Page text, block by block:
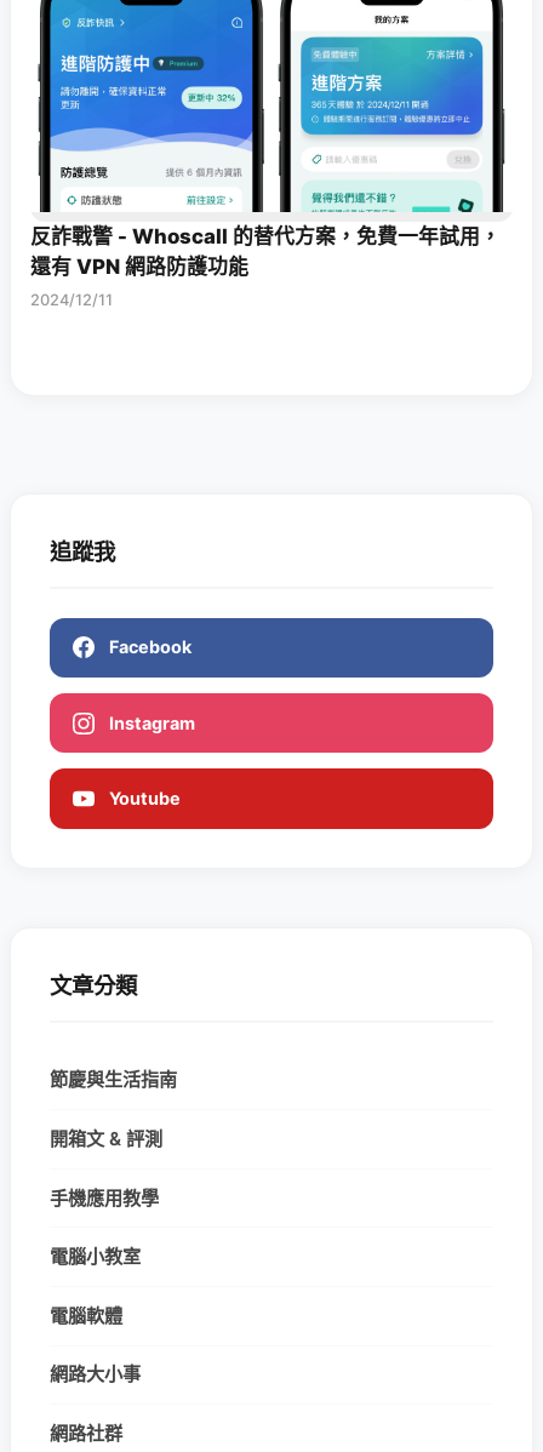
反詐戰警 - Whoscall 的替代方案，免費一年試用，
還有 VPN 網路防護功能
2024/12/11
追蹤我
Facebook
Instagram
Youtube
文章分類
節慶與生活指南
開箱文 & 評測
手機應用教學
電腦小教室
電腦軟體
網路大小事
網路社群